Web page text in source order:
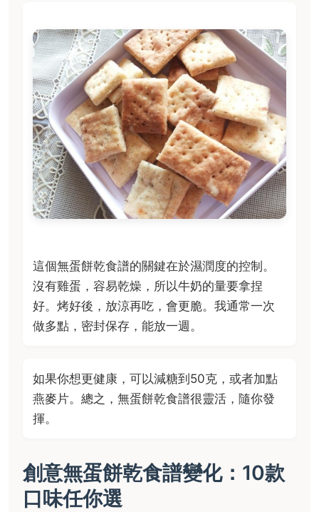
這個無蛋餅乾食譜的關鍵在於濕潤度的控制。
沒有雞蛋，容易乾燥，所以牛奶的量要拿捏
好。烤好後，放涼再吃，會更脆。我通常一次
做多點，密封保存，能放一週。
如果你想更健康，可以減糖到50克，或者加點
燕麥片。總之，無蛋餅乾食譜很靈活，隨你發
揮。
創意無蛋餅乾食譜變化：10款
口味任你選